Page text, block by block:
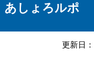
あしょろルポ
更新日：